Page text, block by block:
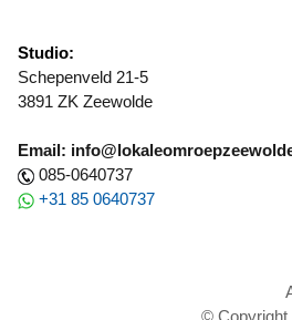
Studio:
Schepenveld 21-5
3891 ZK Zeewolde
Email:
085-0640737
+31 85 0640737